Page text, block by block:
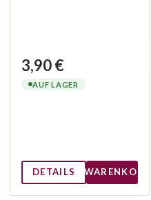
3,90 €
AUF LAGER
DETAILS WARENKORB